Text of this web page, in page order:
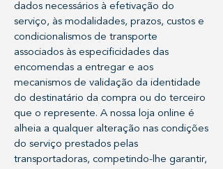
dados necessários à efetivação do
serviço, às modalidades, prazos, custos e
condicionalismos de transporte
associados às especificidades das
encomendas a entregar e aos
mecanismos de validação da identidade
do destinatário da compra ou do terceiro
que o represente. A nossa loja online é
alheia a qualquer alteração nas condições
do serviço prestados pelas
transportadoras, competindo-lhe garantir,